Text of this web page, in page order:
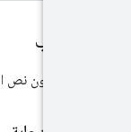
نص الطلب
يجب أن يكون نص